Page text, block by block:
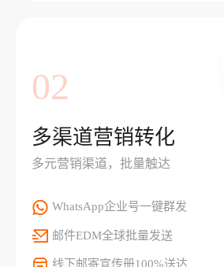
02
多渠道营销转化
多元营销渠道，批量触达
WhatsApp企业号一键群发
邮件EDM全球批量发送
线下邮寄宣传册100%送达